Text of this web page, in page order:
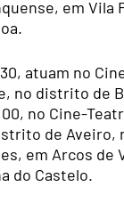
em Vila
atuam no
no distrito de
no Cine-
de Aveiro,
em Arcos de
do Castelo.